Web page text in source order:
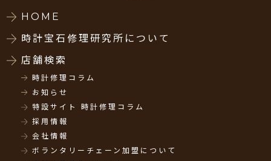
HOME
時計宝石修理研究所について
店舗検索
時計修理コラム
お知らせ
特設サイト 時計修理コラム
採用情報
会社情報
ボランタリーチェーン加盟について